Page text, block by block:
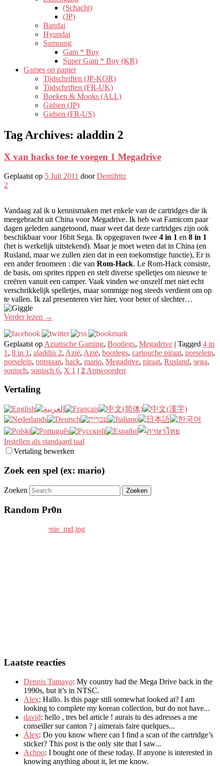
(Schacht)
(JP)
Bandai
Hyundai
Samsung
Gam * Boy
Super Gam * Boy (KR)
Games op papier
Tijdschriften (JP-KOR)
Tijdschriften (FR-UK)
Boeken & Mooks (ALL)
Gidsen (JP)
Gidsen (FR-US)
Tag Archives: aladdin 2
X van hacks toe te voegen 1 Megadrive
Geplaatst op 5 Juli 2011 doorDentifritz
2
Vandaag zal ik u kennismaken met enkele van de cartridges die ik
meegebracht uit China voor Megadrive. Ik heb wat Famicom paar
dagen geleden aangetoond, maar weet dat deze cartridges zijn ook
beschikbaar voor 16bit Sega. Ik opgegraven twee 4 in 1 en 8 in 1
(het is werkelijk uitstekend). Maar je moet weten dat in China (en
Rusland, maar we zullen zien dat in een toekomstige functie), Er is
een ander fenomeen : die van Rom-Hack. Le Rom-Hack consiste,
de basis, om sprites rippen en stelt diverse spelletjes om nieuwe te
creëren vanuit een camper. Vaak vinden we onszelf met niet echt
verschrikkelijk spelletjes, maar sommige nog steeds verdient om op
te vallen. Ik zal presenteren vier hier, voor beter of slechter…
Verder lezen →
Geplaatst op Aziatische Gaming, Bootlegs, Megadrive | Tagged 4 in
1 , 8 in 1 , aladdin 2, Azië, Azië, bootlegs, cartouche piraat, porselein,
porselein, ontstaan, hack, mario, Megadrive, piraat, Rusland, sega,
sonisch, sonisch 6, X 1 | 2 Antwoorden
Vertaling
Instellen als standaard taal
Vertaling bewerken
Zoek een spel (ex: mario)
Zoeken
Random Pr0n
Laatste reacties
Dennis Tamayo: My country had the Mega Drive back in the
1990s, but it’s in NTSC.
Alex: Hallo. Is this page still somewhat looked at? I am
looking to complete my korean collection, but do not have...
david: hello , tres bel article ! aurais tu des adresses a me
conseiller sur canton ? j aimerais faire quelques...
Álex: Do you know where can I find a scan of the cartridge’s
sticker? This post is the only site that I saw...
Achoo: I bought one of these today. If anyone is interested in
knowing anything about it, let me know.